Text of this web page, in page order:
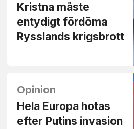
Kristna måste
entydigt fördöma
Rysslands krigsbrott
Opinion
Hela Europa hotas
efter Putins invasion